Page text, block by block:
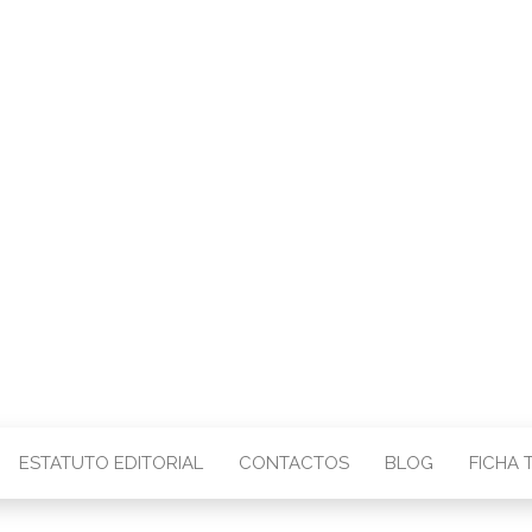
ESTATUTO EDITORIAL CONTACTOS BLOG FICHA